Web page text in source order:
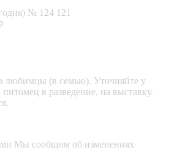
№ 124 121
любимцы (в семью). Уточняйте у
в разведение, на выставку.
Мы сообщим об изменениях